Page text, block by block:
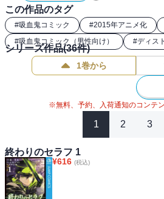
この作品のタグ
#吸血鬼コミック #2015年アニメ化
#吸血鬼コミック（男性向け） #ディス
シリーズ作品(36件)
1巻から
※無料、予約、入荷通知のコンテ
1 2 3
終わりのセラフ 1
¥616 (税込)